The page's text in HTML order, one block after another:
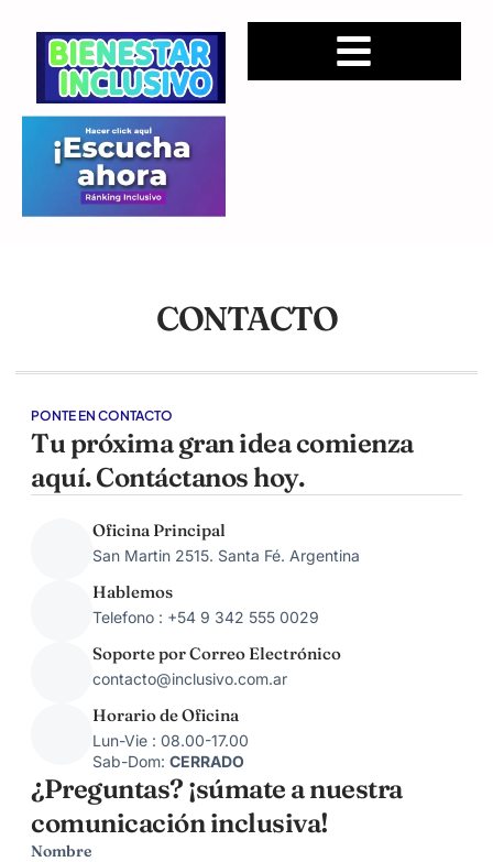
CONTACTO
PONTE EN CONTACTO
Tu próxima gran idea comienza
aquí. Contáctanos hoy.
Oficina Principal
San Martin 2515. Santa Fé. Argentina
Hablemos
Telefono : +54 9 342 555 0029
Soporte por Correo Electrónico
contacto@inclusivo.com.ar
Horario de Oficina
Lun-Vie : 08.00-17.00
Sab-Dom: CERRADO
¿Preguntas? ¡súmate a nuestra
comunicación inclusiva!
Nombre